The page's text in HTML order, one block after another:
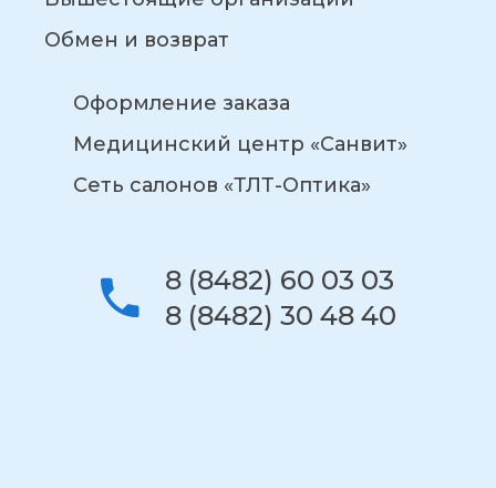
Обмен и возврат
Оформление заказа
Медицинский центр «Санвит»
Сеть салонов «ТЛТ-Оптика»
8 (8482) 60 03 03
8 (8482) 30 48 40